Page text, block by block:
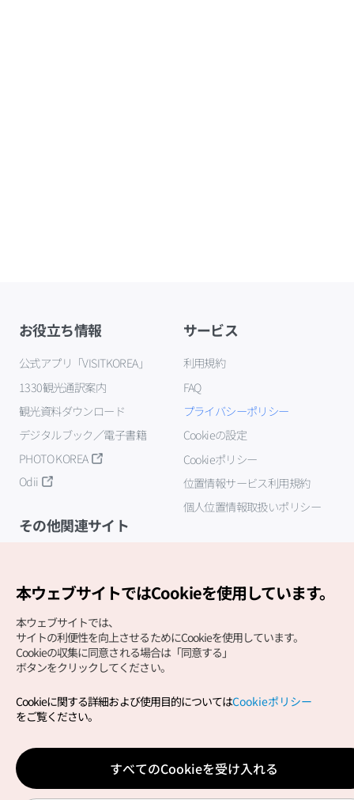
お役立ち情報
公式アプリ「VISITKOREA」
1330観光通訳案内
観光資料ダウンロード
デジタルブック／電子書籍
PHOTO KOREA
Odii
サービス
利用規約
FAQ
プライバシーポリシー
Cookieの設定
Cookieポリシー
位置情報サービス利用規約
個人位置情報取扱いポリシー
その他関連サイト
Copyright (c) Korea Tourism Organization All Rights
サイトエラー報告公式メール
japanese@knto.or.kr
本ウェブサイトではCookieを使用しています。
本ウェブサイトでは、
サイトの利便性を向上させるためにCookieを使用しています。
Cookieの収集に同意される場合は「同意する」
ボタンをクリックしてください。
Cookieに関する詳細および使用目的についてはCookieポリシー
をご覧ください。
すべてのCookieを受け入れる